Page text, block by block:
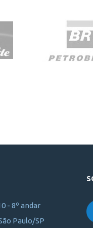
- 8º andar
Paulo/SP